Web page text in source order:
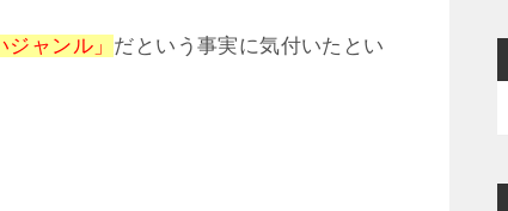
ジャンル」 だという事実に気付いたとい